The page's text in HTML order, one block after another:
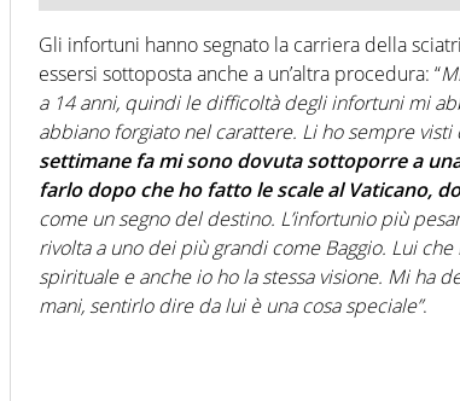
Gli infortuni hanno segnato la carriera della
essersi sottoposta anche a un’altra procedura: “
a 14 anni, quindi le difficoltà degli infortuni mi
abbiano forgiato nel carattere. Li ho sempre visti
settimane fa mi sono dovuta sottoporre a
farlo dopo che ho fatto le scale al Vaticano,
come un segno del destino. L’infortunio più
rivolta a uno dei più grandi come Baggio. Lui
spirituale e anche io ho la stessa visione. Mi ha
mani, sentirlo dire da lui è una cosa speciale”.